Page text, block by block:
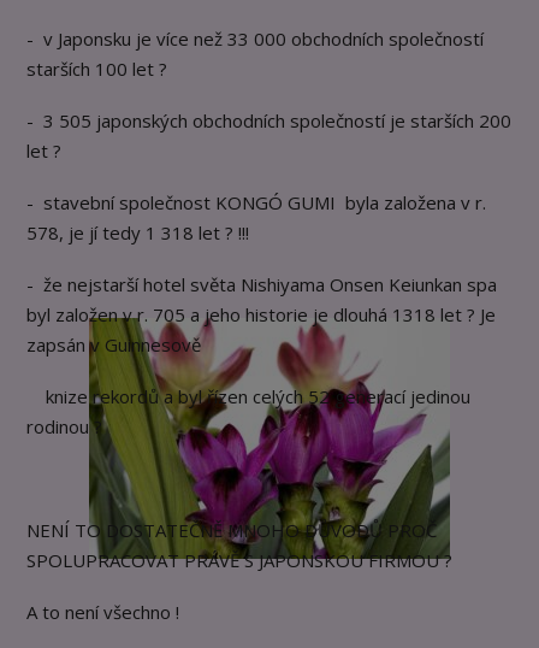
- v Japonsku je více než 33 000 obchodních společností
starších 100 let ?
- 3 505 japonských obchodních společností je starších 200
let ?
- stavební společnost KONGÓ GUMI byla založena v r.
578, je jí tedy 1 318 let ? !!!
- že nejstarší hotel světa Nishiyama Onsen Keiunkan spa
byl založen v r. 705 a jeho historie je dlouhá 1318 let ? Je
zapsán v Guinnesově
knize rekordů a byl řízen celých 52 generací jedinou
rodinou ?
NENÍ TO DOSTATEČNĚ MNOHO DŮVODŮ PROČ
SPOLUPRACOVAT PRÁVĚ S JAPONSKOU FIRMOU ?
A to není všechno !